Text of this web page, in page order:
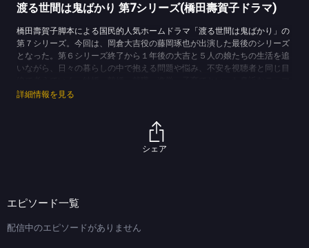
渡る世間は鬼ばかり 第7シリーズ(橋田壽賀子ドラマ)
橋田壽賀子脚本による国民的人気ホームドラマ「渡る世間は鬼ばかり」の
第７シリーズ。今回は、岡倉大吉役の藤岡琢也が出演した最後のシリーズ
となった。第６シリーズ終了から１年後の大吉と５人の娘たちの生活を追
いながら、日々の暮らしの中で抱える問題や悩み、不安を視聴者と同じ目
を題材に、時代と共に変わっていく家族の姿を描く。親と子供、夫と妻、
詳細情報を見る
シェア
エピソード一覧
配信中のエピソードがありません